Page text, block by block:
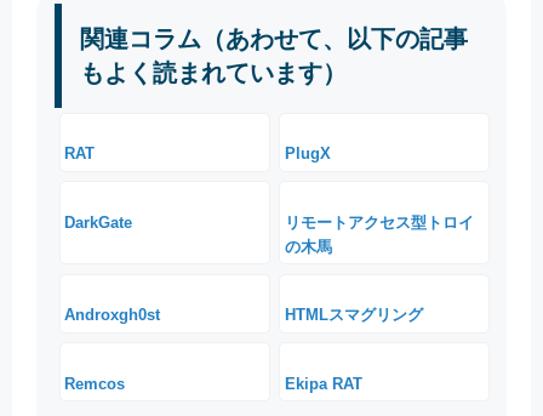
関連コラム（あわせて、以下の記事
もよく読まれています）
RAT PlugX
DarkGate
リモートアクセス型トロイ
の木馬
Androxgh0st HTMLスマグリング
Remcos Ekipa RAT